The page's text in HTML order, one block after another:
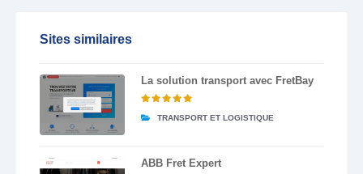
Sites similaires
La solution transport avec FretBay
TRANSPORT ET LOGISTIQUE
ABB Fret Expert